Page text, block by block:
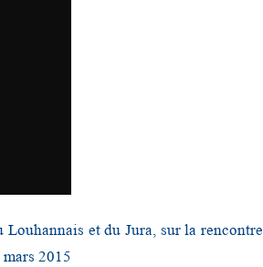
et du Jura, sur la rencontre
2015